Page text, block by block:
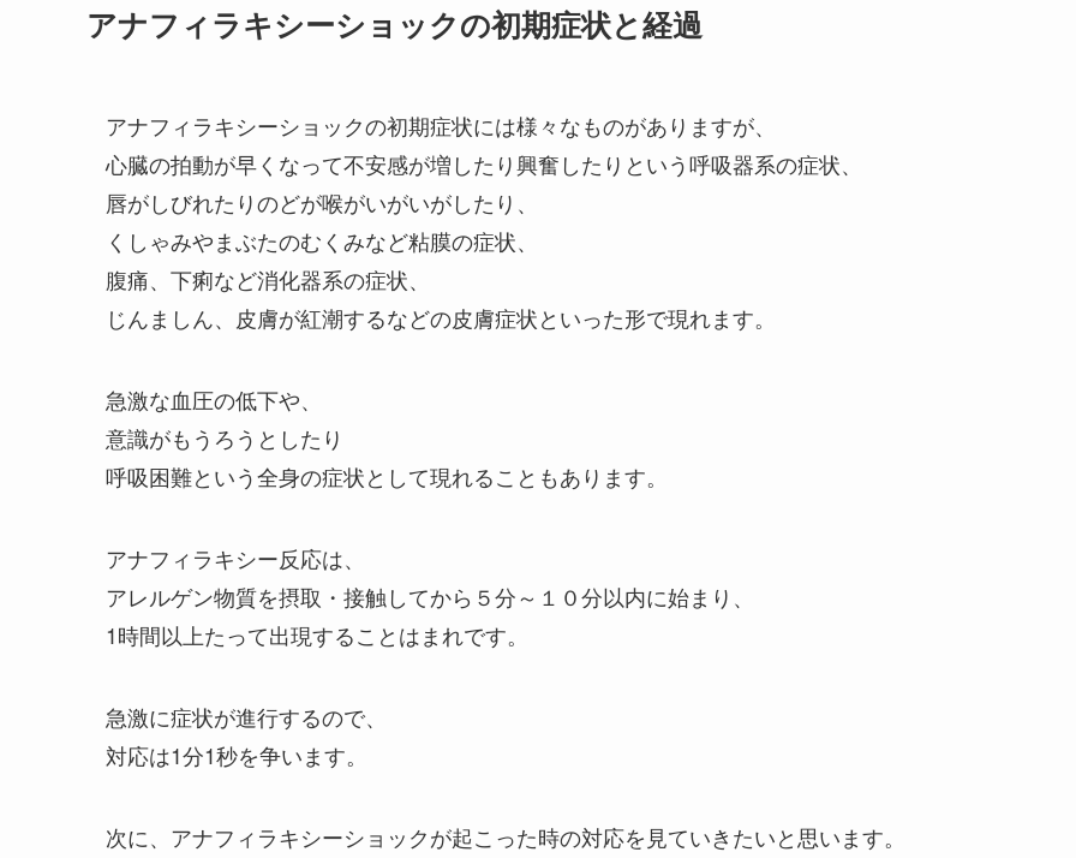
アナフィラキシーショックの初期症状と経過
アナフィラキシーショックの初期症状には様々なものがありますが、
心臓の拍動が早くなって不安感が増したり興奮したりという呼吸器系の症状、
唇がしびれたりのどが喉がいがいがしたり、
くしゃみやまぶたのむくみなど粘膜の症状、
腹痛、下痢など消化器系の症状、
じんましん、皮膚が紅潮するなどの皮膚症状といった形で現れます。
急激な血圧の低下や、
意識がもうろうとしたり
呼吸困難という全身の症状として現れることもあります。
アナフィラキシー反応は、
アレルゲン物質を摂取・接触してから５分～１０分以内に始まり、
1時間以上たって出現することはまれです。
急激に症状が進行するので、
対応は1分1秒を争います。
次に、アナフィラキシーショックが起こった時の対応を見ていきたいと思います。